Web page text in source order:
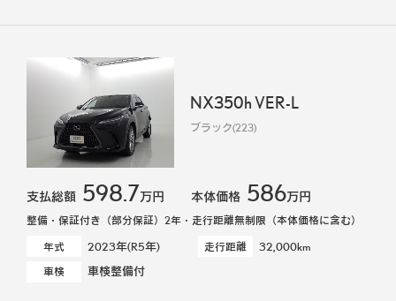
NX350h VER-L
ブラック(223)
支払総額 598.7万円 本体価格 586万円
整備・保証付き（部分保証）2年・走行距離無制限（本体価格に含む）
年式
2023年(R5年) 走行距離 32,000km
車検 車検整備付